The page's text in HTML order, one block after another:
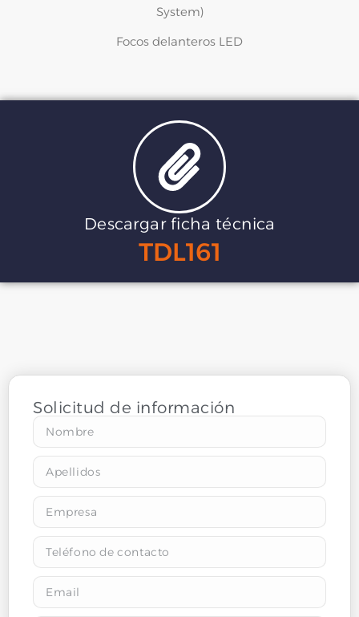
System)
Focos delanteros LED
Descargar ficha técnica
TDL161
Solicitud de información